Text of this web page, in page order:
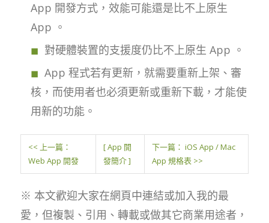
App 開發方式，效能可能還是比不上原生
App 。
對硬體裝置的支援度仍比不上原生 App 。
App 程式若有更新，就需要重新上架、審
核，而使用者也必須更新或重新下載，才能使
用新的功能。
<< 上一篇：
Web App 開發
[ App 開
發簡介 ]
下一篇： iOS App / Mac
App 規格表 >>
※ 本文歡迎大家在網頁中連結或加入我的最
愛，但複製、引用、轉載或做其它商業用途者，